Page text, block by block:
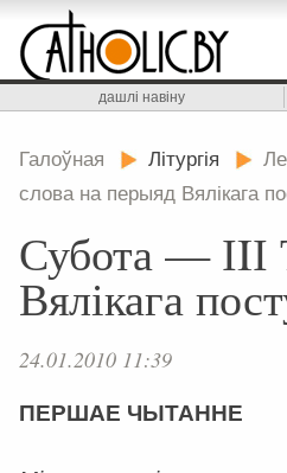
дашлі навіну
Галоўная Літургія
слова на перыяд Вялікага
Субота — ІIІ
Вялікага
24.01.2010 11:39
ПЕРШАЕ ЧЫТАННЕ